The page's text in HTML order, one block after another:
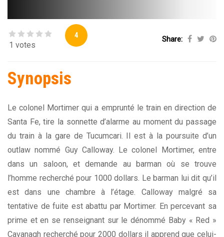
1 votes
4 Share:
Synopsis
Le colonel Mortimer qui a emprunté le train en direction de
Santa Fe, tire la sonnette d’alarme au moment du passage
du train à la gare de Tucumcari. Il est à la poursuite d’un
outlaw nommé Guy Calloway. Le colonel Mortimer, entre
dans un saloon, et demande au barman où se trouve
l’homme recherché pour 1000 dollars. Le barman lui dit qu’il
est dans une chambre à l’étage. Calloway malgré sa
tentative de fuite est abattu par Mortimer. En percevant sa
prime et en se renseignant sur le dénommé Baby « Red »
Cavanagh recherché pour 2000 dollars il apprend que celui-